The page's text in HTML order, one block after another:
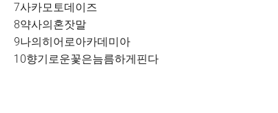
7사카모토데이즈
8약사의혼잣말
9나의히어로아카데미아
10향기로운꽃은늠름하게핀다